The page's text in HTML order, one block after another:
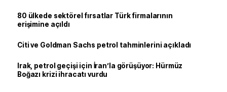
80 ülkede sektörel fırsatlar Türk firmalarının
erişimine açıldı
Citi ve Goldman Sachs petrol tahminlerini açıkladı
Irak, petrol geçişi için İran’la görüşüyor: Hürmüz
Boğazı krizi ihracatı vurdu